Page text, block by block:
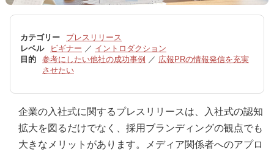
カテゴリー
プレスリリース
レベル
ビギナー ／ イントロダクション
目的
参考にしたい他社の成功事例 ／ 広報PRの情報発信を充実
させたい
企業の入社式に関するプレスリリースは、入社式の認知
拡大を図るだけでなく、採用ブランディングの観点でも
大きなメリットがあります。メディア関係者へのアプロ